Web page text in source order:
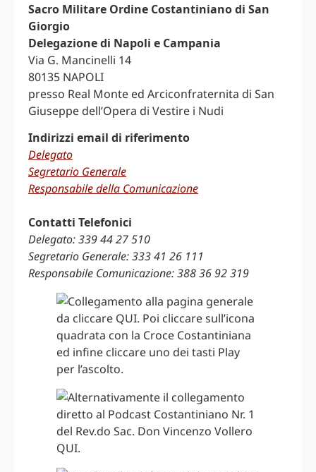
Sacro Militare Ordine Costantiniano di San
Giorgio
Delegazione di Napoli e Campania
Via G. Mancinelli 14
80135 NAPOLI
presso Real Monte ed Arciconfraternita di San
Giuseppe dell’Opera di Vestire i Nudi
Indirizzi email di riferimento
Delegato
Segretario Generale
Responsabile della Comunicazione
Contatti Telefonici
Delegato: 339 44 27 510
Segretario Generale: 333 41 26 111
Responsabile Comunicazione: 388 36 92 319